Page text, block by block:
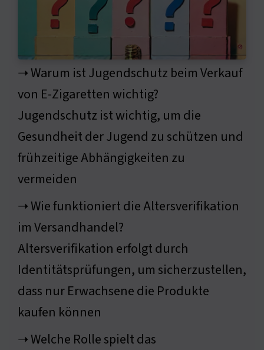
➝ Warum ist Jugendschutz beim Verkauf
von E-Zigaretten wichtig?
Jugendschutz ist wichtig, um die
Gesundheit der Jugend zu schützen und
frühzeitige Abhängigkeiten zu
vermeiden
➝ Wie funktioniert die Altersverifikation
im Versandhandel?
Altersverifikation erfolgt durch
Identitätsprüfungen, um sicherzustellen,
dass nur Erwachsene die Produkte
kaufen können
➝ Welche Rolle spielt das